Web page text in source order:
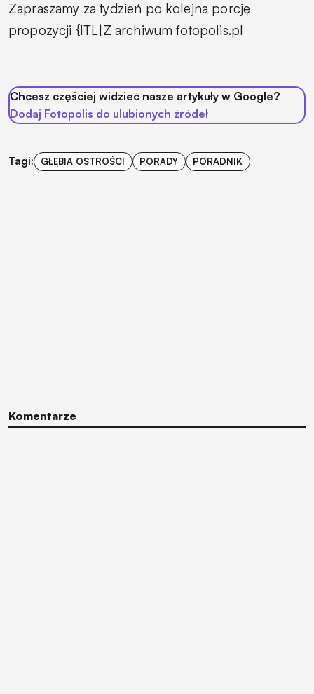
Zapraszamy za tydzień po kolejną porcję
propozycji {ITL|Z archiwum fotopolis.pl
Chcesz częściej widzieć nasze artykuły w Google?
Dodaj Fotopolis do ulubionych źródeł
Tagi: GŁĘBIA OSTROŚCI PORADY PORADNIK
Komentarze